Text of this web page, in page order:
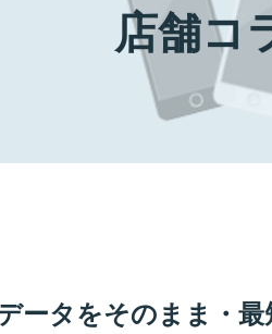
店舗コ
タをそのまま・最